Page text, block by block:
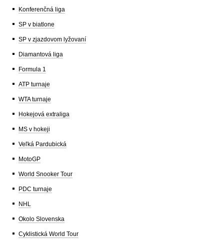
Konferenčná liga
SP v biatlone
SP v zjazdovom lyžovaní
Diamantová liga
Formula 1
ATP turnaje
WTA turnaje
Hokejová extraliga
MS v hokeji
Veľká Pardubická
MotoGP
World Snooker Tour
PDC turnaje
NHL
Okolo Slovenska
Cyklistická World Tour